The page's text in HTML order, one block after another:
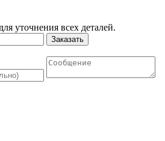
уточнения всех деталей.
Заказать